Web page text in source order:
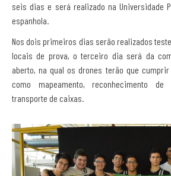
seis dias e será realizado na Universidade
espanhola.
Nos dois primeiros dias serão realizados
locais de prova, o terceiro dia será da
aberto, na qual os drones terão que
como mapeamento, reconhecimento
transporte de caixas.